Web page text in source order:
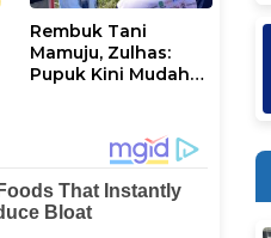
Rembuk Tani
Mamuju, Zulhas:
Pupuk Kini Mudah